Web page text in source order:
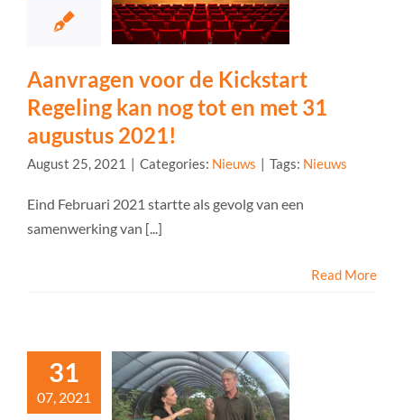
Aanvragen voor de Kickstart
Regeling kan nog tot en met 31
augustus 2021!
August 25, 2021 | Categories: Nieuws | Tags: Nieuws
Eind Februari 2021 startte als gevolg van een
samenwerking van [...]
Read More
31
07, 2021